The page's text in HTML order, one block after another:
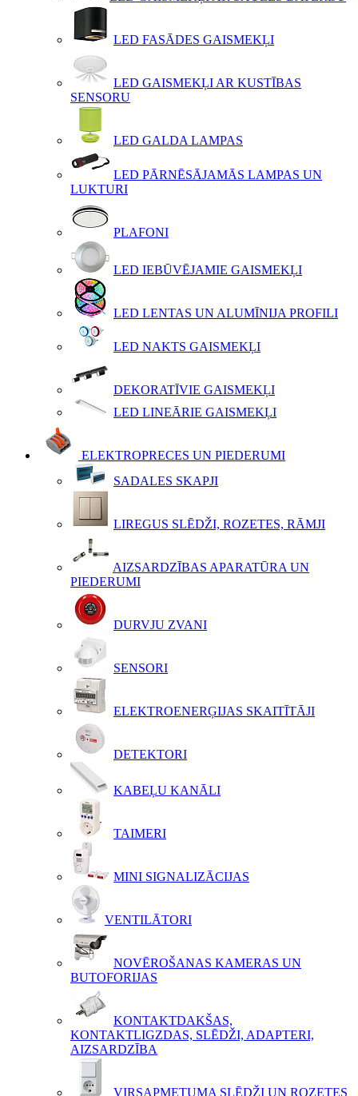
LED FASĀDES GAISMEKĻI
LED GAISMEKĻI AR KUSTĪBAS
SENSORU
LED GALDA LAMPAS
LED PĀRNĒSĀJAMĀS LAMPAS UN
LUKTURI
PLAFONI
LED IEBŪVĒJAMIE GAISMEKĻI
LED LENTAS UN ALUMĪNIJA PROFILI
LED NAKTS GAISMEKĻI
DEKORATĪVIE GAISMEKĻI
LED LINEĀRIE GAISMEKĻI
ELEKTROPRECES UN PIEDERUMI
SADALES SKAPJI
LIREGUS SLĒDŽI, ROZETES, RĀMJI
AIZSARDZĪBAS APARATŪRA UN
PIEDERUMI
DURVJU ZVANI
SENSORI
ELEKTROENERĢIJAS SKAITĪTĀJI
DETEKTORI
KABEĻU KANĀLI
TAIMERI
MINI SIGNALIZĀCIJAS
VENTILĀTORI
NOVĒROŠANAS KAMERAS UN
BUTOFORIJAS
KONTAKTDAKŠAS,
KONTAKTLIGZDAS, SLĒDŽI, ADAPTERI,
AIZSARDZĪBA
VIRSAPMETUMA SLĒDŽI UN ROZETES